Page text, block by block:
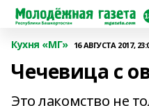
Кухня «МГ» 16 АВГУСТА 2017,
Чечевица с
Это лакомство не